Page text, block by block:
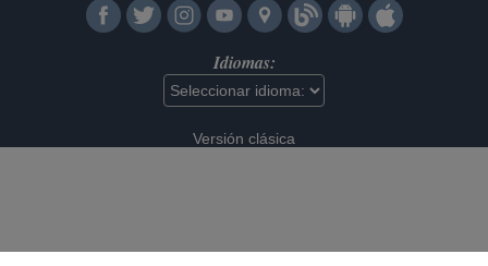
Idiomas:
Versión clásica